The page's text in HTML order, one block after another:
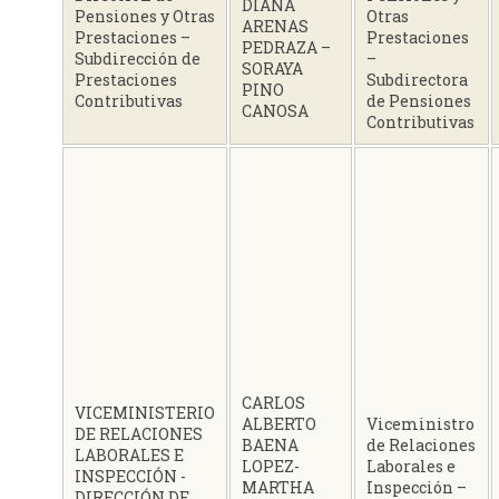
Pensiones y Otras
Prestaciones –
Subdirección de
Prestaciones
Contributivas
DIANA
ARENAS
PEDRAZA –
SORAYA
PINO
CANOSA
Otras
Prestaciones
–
Subdirectora
de Pensiones
Contributivas
VICEMINISTERIO
DE RELACIONES
LABORALES E
INSPECCIÓN -
CARLOS
ALBERTO
BAENA
LOPEZ-
MARTHA
Viceministro
de Relaciones
Laborales e
Inspección –